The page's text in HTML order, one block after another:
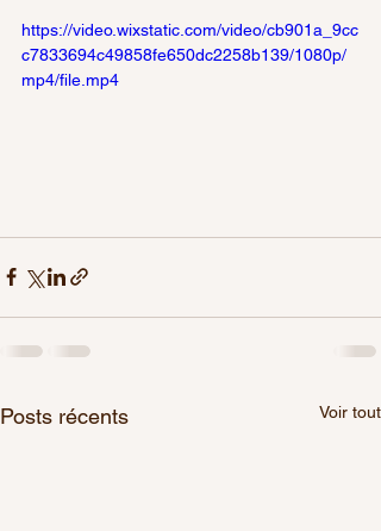
https://video.wixstatic.com/video/cb901a_9cc
c7833694c49858fe650dc2258b139/1080p/
mp4/file.mp4
Posts récents Voir tout